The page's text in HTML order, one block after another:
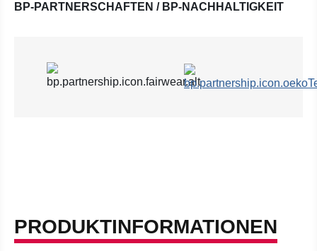
BP-PARTNERSCHAFTEN / BP-NACHHALTIGKEIT
PRODUKTINFORMATIONEN